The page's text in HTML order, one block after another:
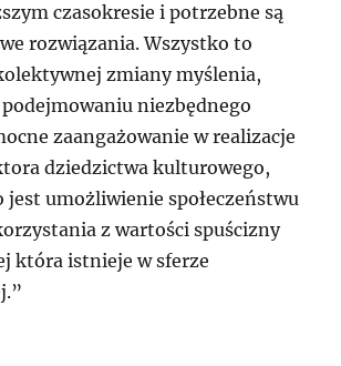
czasokresie i potrzebne są
rozwiązania. Wszystko to
zmiany myślenia,
niezbędnego
zaangażowanie w realizacje
dziedzictwa kulturowego,
umożliwienie społeczeństwu
z wartości spuścizny
która istnieje w sferze